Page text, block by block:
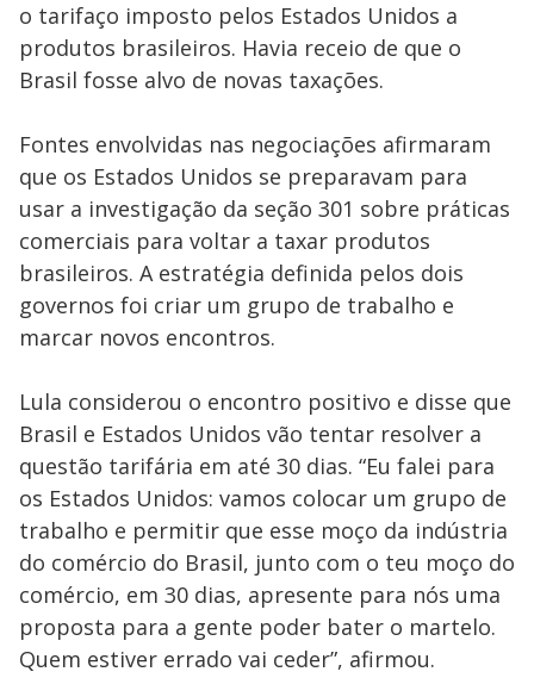
o tarifaço imposto pelos Estados Unidos a
produtos brasileiros. Havia receio de que o
Brasil fosse alvo de novas taxações.
Fontes envolvidas nas negociações afirmaram
que os Estados Unidos se preparavam para
usar a investigação da seção 301 sobre práticas
comerciais para voltar a taxar produtos
brasileiros. A estratégia definida pelos dois
governos foi criar um grupo de trabalho e
marcar novos encontros.
Lula considerou o encontro positivo e disse que
Brasil e Estados Unidos vão tentar resolver a
questão tarifária em até 30 dias. “Eu falei para
os Estados Unidos: vamos colocar um grupo de
trabalho e permitir que esse moço da indústria
do comércio do Brasil, junto com o teu moço do
comércio, em 30 dias, apresente para nós uma
proposta para a gente poder bater o martelo.
Quem estiver errado vai ceder”, afirmou.